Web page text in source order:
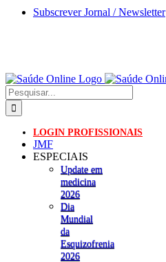
Skip
Subscrever Jornal / Newsletter
Pesquisar
LOGIN PROFISSIONAIS
JMF
ESPECIAIS
Update em
medicina
2026
Dia
Mundial
da
Esquizofrenia
2026